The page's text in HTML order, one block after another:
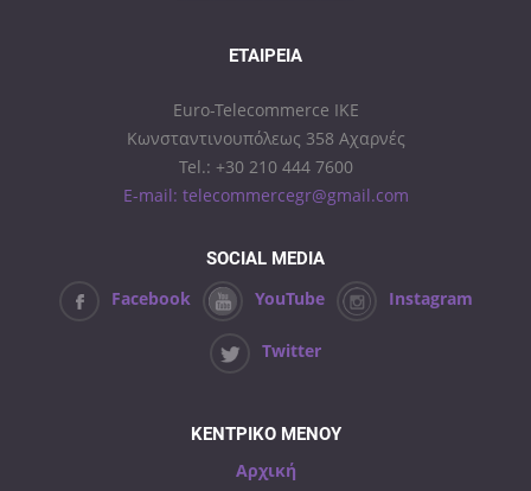
ΕΤΑΙΡΕΊΑ
Euro-Telecommerce IKE
Κωνσταντινουπόλεως 358 Αχαρνές
Tel.: +30 210 444 7600
E-mail: telecommercegr@gmail.com
SOCIAL MEDIA
Facebook YouTube Instagram
Twitter
ΚΕΝΤΡΙΚΟ ΜΕΝΟΥ
Αρχική